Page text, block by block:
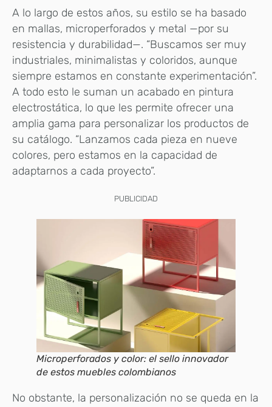
A lo largo de estos años, su estilo se ha basado
en mallas, microperforados y metal —por su
resistencia y durabilidad—. “Buscamos ser muy
industriales, minimalistas y coloridos, aunque
siempre estamos en constante experimentación”.
A todo esto le suman un acabado en pintura
electrostática, lo que les permite ofrecer una
amplia gama para personalizar los productos de
su catálogo. “Lanzamos cada pieza en nueve
colores, pero estamos en la capacidad de
adaptarnos a cada proyecto”.
PUBLICIDAD
Microperforados y color: el sello innovador
de estos muebles colombianos
No obstante, la personalización no se queda en la